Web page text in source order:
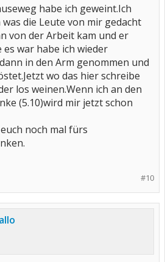
habe ich geweint.Ich
die Leute von mir gedacht
von der Arbeit kam und er
war habe ich wieder
in den Arm genommen und
wo das hier schreibe
los weinen.Wenn ich an den
(5.10)wird mir jetzt schon
noch mal fürs
#10